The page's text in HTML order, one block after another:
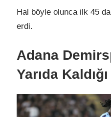
Hal böyle olunca ilk 45
erdi.
Adana
Yarıda